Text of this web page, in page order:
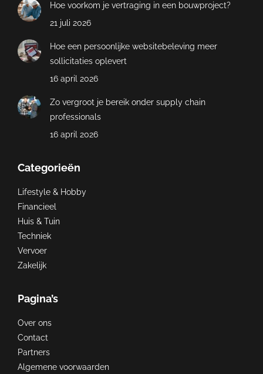
Hoe voorkom je vertraging in een bouwproject?
21 juli 2026
Hoe een persoonlijke websitebeleving meer
sollicitaties oplevert
16 april 2026
Zo vergroot je bereik onder supply chain
professionals
16 april 2026
Categorieën
Lifestyle & Hobby
Financieel
Huis & Tuin
Techniek
Vervoer
Zakelijk
Pagina’s
Over ons
Contact
Partners
Algemene voorwaarden